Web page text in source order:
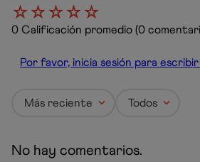
☆☆☆☆☆
0 Calificación promedio (0
Por favor, inicia sesión para
Más reciente Todos
No hay comentarios.